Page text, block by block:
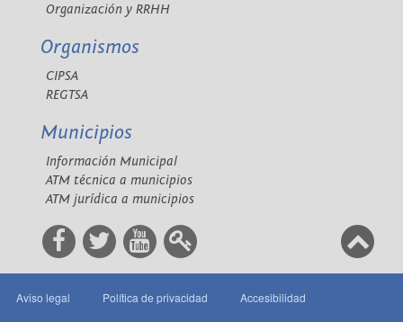
Organización y RRHH
Organismos
CIPSA
REGTSA
Municipios
Información Municipal
ATM técnica a municipios
ATM jurídica a municipios
Aviso legal Política de privacidad Accesibilidad